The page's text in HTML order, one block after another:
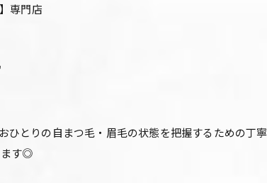
専門店
とりの自まつ毛・眉毛の状態を把握するための丁
ます◎